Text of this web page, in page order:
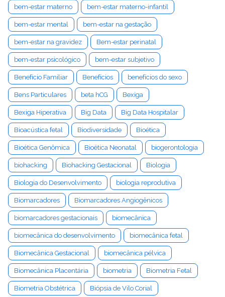
bem-estar materno bem-estar materno-infantil
bem-estar mental bem-estar na gestação
bem-estar na gravidez Bem-estar perinatal
bem-estar psicológico bem-estar subjetivo
Benefício Familiar Benefícios benefícios do sexo
Bens Particulares beta hCG Bexiga
Bexiga Hiperativa Big Data Big Data Hospitalar
Bioacústica fetal Biodiversidade Bioética
Bioética Genômica Bioética Neonatal biogerontologia
biohacking Biohacking Gestacional Biologia
Biologia do Desenvolvimento biologia reprodutiva
Biomarcadores Biomarcadores Angiogênicos
biomarcadores gestacionais biomecânica
biomecânica do desenvolvimento biomecânica fetal
Biomecânica Gestacional biomecânica pélvica
Biomecânica Placentária biometria Biometria Fetal
Biometria Obstétrica Biópsia de Vilo Corial